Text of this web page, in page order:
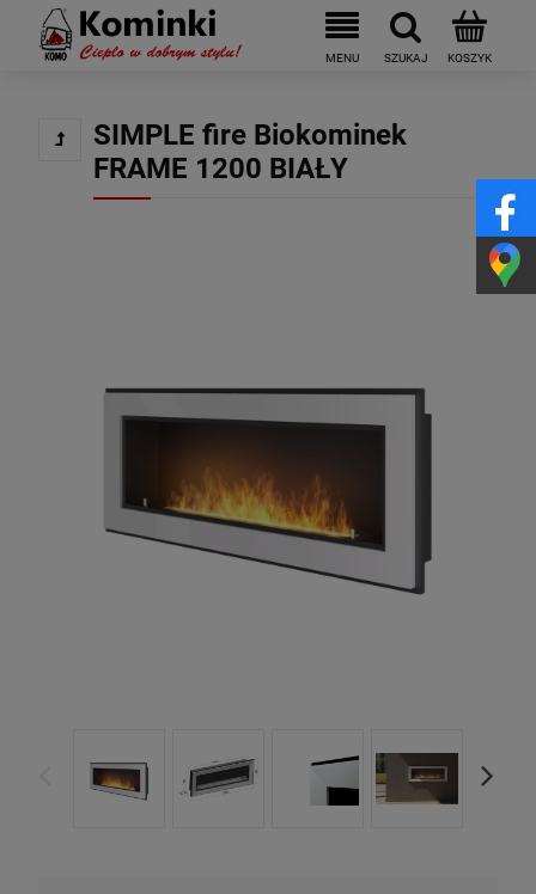
SIMPLE fire Biokominek
FRAME 1200 BIAŁY